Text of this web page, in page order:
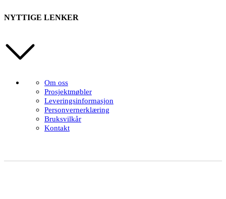
NYTTIGE LENKER
Om oss
Prosjektmøbler
Leveringsinformasjon
Personvernerklæring
Bruksvilkår
Kontakt